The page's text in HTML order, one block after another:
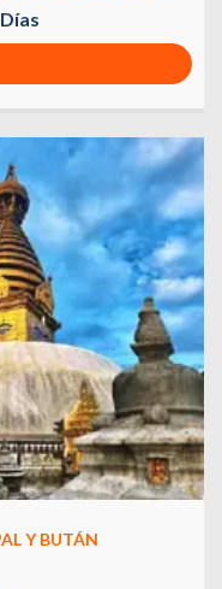
Y BUTÁN